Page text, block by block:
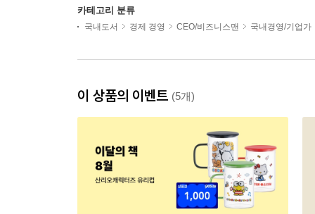
카테고리 분류
국내도서 경제 경영 CEO/비즈니스맨 국내경영/기업가
이 상품의 이벤트 (5개)